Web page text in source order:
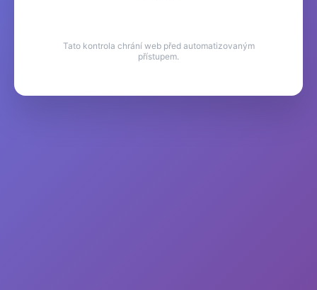
Tato kontrola chrání web před automatizovaným
přístupem.